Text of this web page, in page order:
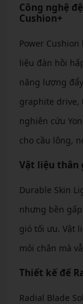
Công nghệ
Cushion+
Power
liệu đàn hồi
năng lượng
graphite drive,
nghiên cứu
cho cầu lông,
Vật liệu thân
Durable Skin
nhưng bền
gió tối ưu. Vật
mỏi chân mà
Thiết kế đế
Radial Blade